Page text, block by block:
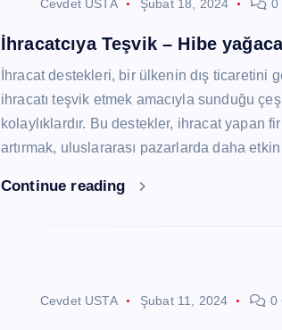
Cevdet USTA Şubat 18, 2024 0
İhracatcıya Teşvik – Hibe
İhracat destekleri, bir ülkenin dış ticaretini
ihracatı teşvik etmek amacıyla sunduğu
kolaylıklardır. Bu destekler, ihracat yapan
artırmak, uluslararası pazarlarda daha
Continue reading
Cevdet USTA Şubat 11, 2024 0